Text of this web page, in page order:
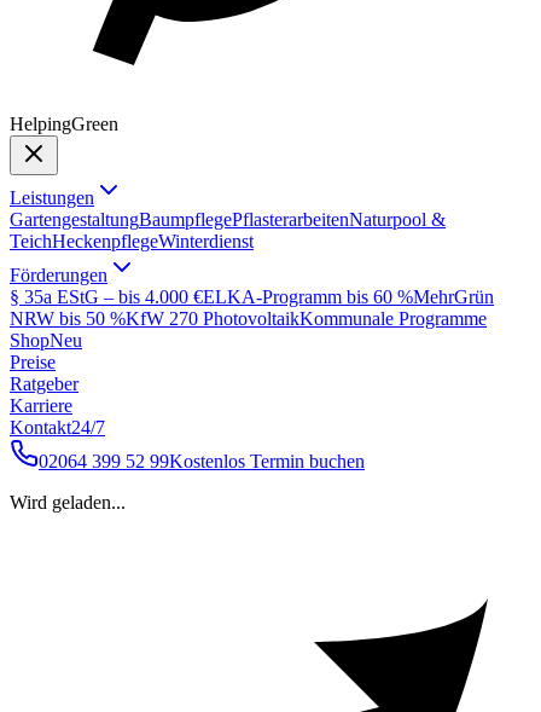
HelpingGreen
Leistungen
GartengestaltungBaumpflegePflasterarbeitenNaturpool &
TeichHeckenpflegeWinterdienst
Förderungen
§ 35a EStG – bis 4.000 €ELKA-Programm bis 60 %MehrGrün
NRW bis 50 %KfW 270 PhotovoltaikKommunale Programme
ShopNeu
Preise
Ratgeber
Karriere
Kontakt24/7
02064 399 52 99Kostenlos Termin buchen
Wird geladen...